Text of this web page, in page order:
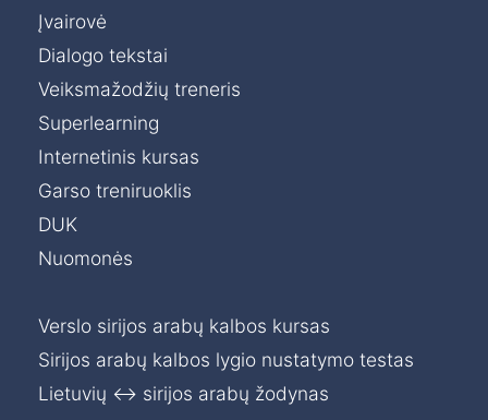
Įvairovė
Dialogo tekstai
Veiksmažodžių treneris
Superlearning
Internetinis kursas
Garso treniruoklis
DUK
Nuomonės
Verslo sirijos arabų kalbos kursas
Sirijos arabų kalbos lygio nustatymo testas
Lietuvių ↔ sirijos arabų žodynas